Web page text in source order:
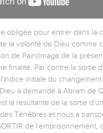
obligée pour entrer dans
la volonté de Dieu comme
de Pain(Image de la
finalité. Par contre la sortie
initiale du
a demandé à Abram de
la resultante de la sortie
Ténébres et nous a
de